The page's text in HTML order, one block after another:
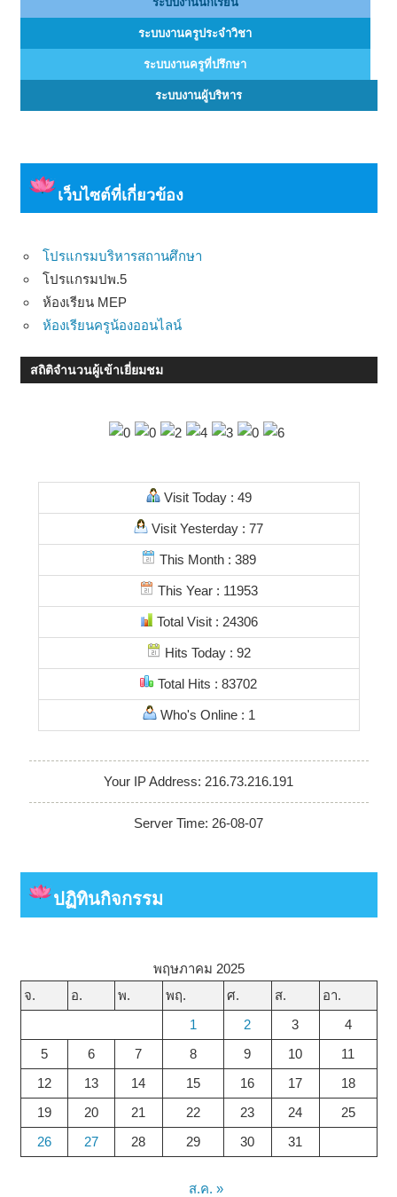
ระบบงานครูประจำวิชา
ระบบงานครูที่ปรึกษา
ระบบงานผู้บริหาร
เว็บไซต์ที่เกี่ยวข้อง
โปรแกรมบริหารสถานศึกษา
โปรแกรมปพ.5
ห้องเรียน MEP
ห้องเรียนครูน้องออนไลน์
สถิติจำนวนผู้เข้าเยี่ยมชม
Visit Today : 49
Visit Yesterday : 77
This Month : 389
This Year : 11953
Total Visit : 24306
Hits Today : 92
Total Hits : 83702
Who's Online : 1
Your IP Address: 216.73.216.191
Server Time: 26-08-07
ปฏิทินกิจกรรม
พฤษภาคม 2025
จ.
อ. พ. พฤ. ศ. ส.
อา.
1
2 3
4
5
6 7 8 9 10
11
12
13 14 15 16 17
18
19
20 21 22 23 24
25
26
27 28 29 30 31
ส.ค. »